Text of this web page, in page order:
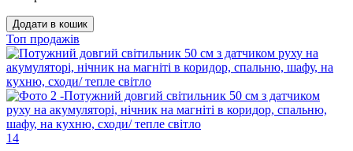
Додати в кошик
Топ продажів
14